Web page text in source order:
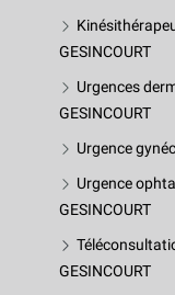
GESINCOURT
Urgences
GESINCOURT
Urgence
Urgence
GESINCOURT
GESINCOURT